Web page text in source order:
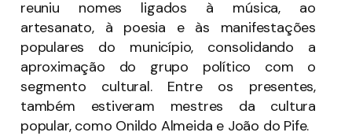
reuniu nomes ligados à música, ao
artesanato, à poesia e às manifestações
populares do município, consolidando a
aproximação do grupo político com o
segmento cultural. Entre os presentes,
também estiveram mestres da cultura
popular, como Onildo Almeida e João do Pife.